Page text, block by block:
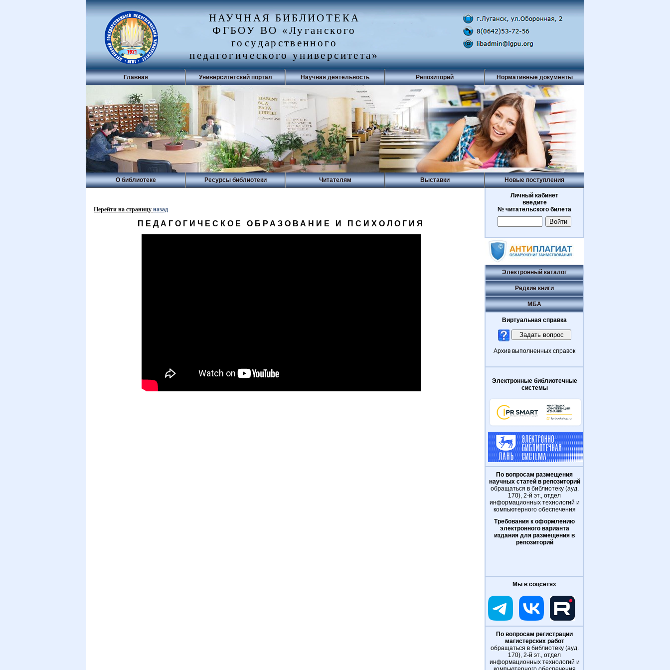
НАУЧНАЯ БИБЛИОТЕКА
ФГБОУ ВО «Луганского
государственного
педагогического университета»
Главная Университетский портал Научная деятельность Репозиторий Нормативные документы
О библиотеке Ресурсы библиотеки Читателям Выставки Новые поступления
Перейти на страницу назад
ПЕДАГОГИЧЕСКОЕ ОБРАЗОВАНИЕ И ПСИХОЛОГИЯ
Личный кабинет
введите
№ читательского билета
Электронный каталог
Редкие книги
МБА
Виртуальная справка
Архив выполненных справок
Электронные библиотечные
системы
По вопросам размещения
научных статей в репозиторий
обращаться в библиотеку (ауд.
170), 2-й эт., отдел
информационных технологий и
компьютерного обеспечения
Требования к оформлению
электронного варианта
издания для размещения в
репозиторий
Мы в соцсетях
По вопросам регистрации
магистерских работ
обращаться в библиотеку (ауд.
170), 2-й эт., отдел
информационных технологий и